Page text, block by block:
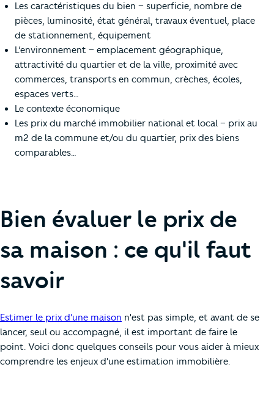
Les caractéristiques du bien – superficie, nombre de
pièces, luminosité, état général, travaux éventuel, place
de stationnement, équipement
L’environnement – emplacement géographique,
attractivité du quartier et de la ville, proximité avec
commerces, transports en commun, crèches, écoles,
espaces verts…
Le contexte économique
Les prix du marché immobilier national et local – prix au
m2 de la commune et/ou du quartier, prix des biens
comparables…
Bien évaluer le prix de
sa maison : ce qu'il faut
savoir
Estimer le prix d'une maison n'est pas simple, et avant de se
lancer, seul ou accompagné, il est important de faire le
point. Voici donc quelques conseils pour vous aider à mieux
comprendre les enjeux d'une estimation immobilière.